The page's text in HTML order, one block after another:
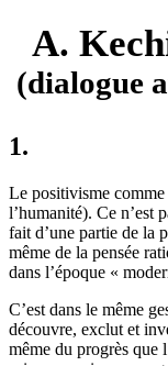
A.
(dialogue
1.
Le positivisme
l’humanité). Ce n’est
fait d’une partie de la
même de la pensée
dans l’époque «
C’est dans le même
découvre, exclut et
même du progrès que